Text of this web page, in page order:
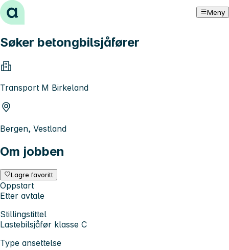
Hopp til innhold Meny
Søker betongbilsjåfører
Transport M Birkeland
Bergen, Vestland
Om jobben
Lagre favoritt
Oppstart
Etter avtale
Stillingstittel
Lastebilsjåfør klasse C
Type ansettelse